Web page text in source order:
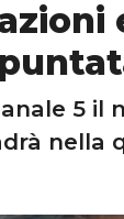
5 il